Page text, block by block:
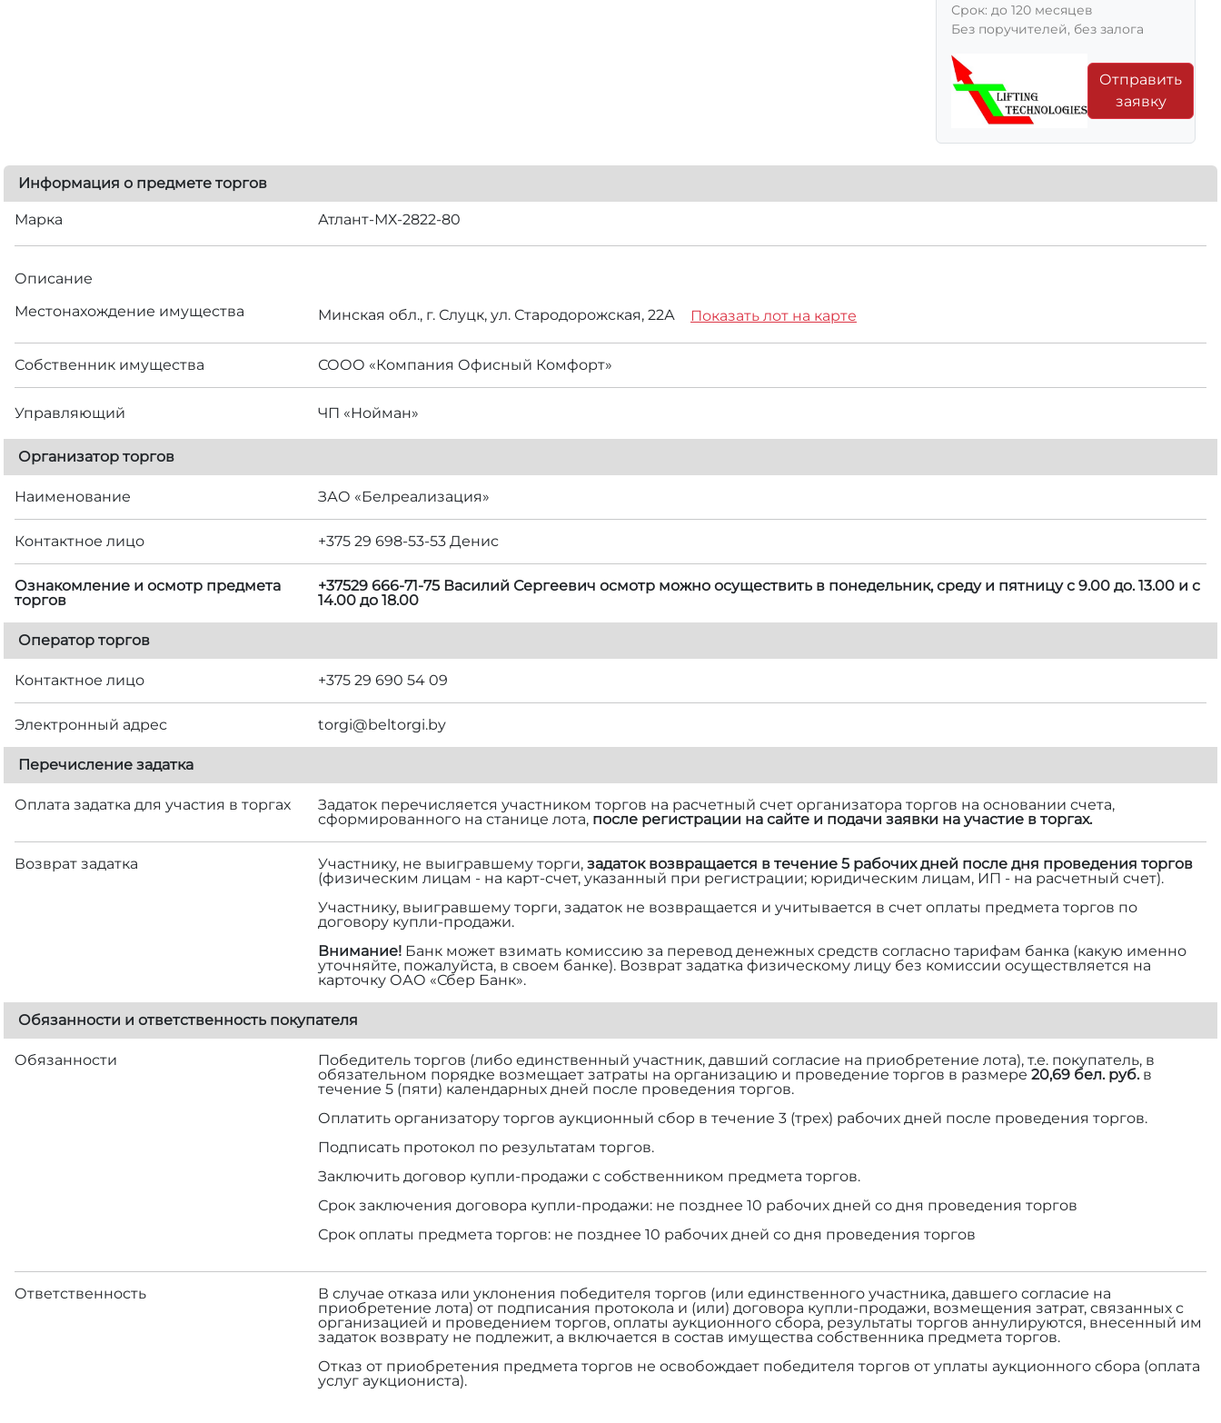
Срок: до 120 месяцев
Без поручителей, без залога
Отправить
заявку
Информация о предмете торгов
Марка Атлант-МХ-2822-80
Описание
Местонахождение имущества
Минская обл., г. Слуцк, ул. Стародорожская, 22А Показать лот на карте
Собственник имущества СООО «Компания Офисный Комфорт»
Управляющий ЧП «Нойман»
Организатор торгов
Наименование ЗАО «Белреализация»
Контактное лицо +375 29 698-53-53 Денис
Ознакомление и осмотр предмета
торгов
+37529 666-71-75 Василий Сергеевич осмотр можно осуществить в понедельник, среду и пятницу с 9.00 до. 13.00 и с
14.00 до 18.00
Оператор торгов
Контактное лицо +375 29 690 54 09
Электронный адрес torgi@beltorgi.by
Перечисление задатка
Оплата задатка для участия в торгах
Задаток перечисляется участником торгов на расчетный счет организатора торгов на основании счета,
сформированного на станице лота, после регистрации на сайте и подачи заявки на участие в торгах.
Возврат задатка Участнику, не выигравшему торги, задаток возвращается в течение 5 рабочих дней после дня проведения торгов
(физическим лицам - на карт-счет, указанный при регистрации; юридическим лицам, ИП - на расчетный счет).
Участнику, выигравшему торги, задаток не возвращается и учитывается в счет оплаты предмета торгов по
договору купли-продажи.
Внимание! Банк может взимать комиссию за перевод денежных средств согласно тарифам банка (какую именно
уточняйте, пожалуйста, в своем банке). Возврат задатка физическому лицу без комиссии осуществляется на
карточку ОАО «Сбер Банк».
Обязанности и ответственность покупателя
Обязанности
Победитель торгов (либо единственный участник, давший согласие на приобретение лота), т.е. покупатель, в
обязательном порядке возмещает затраты на организацию и проведение торгов в размере 20,69 бел. руб.в
течение 5 (пяти) календарных дней после проведения торгов.
Оплатить организатору торгов аукционный сбор в течение 3 (трех) рабочих дней после проведения торгов.
Подписать протокол по результатам торгов.
Заключить договор купли-продажи с собственником предмета торгов.
Срок заключения договора купли-продажи: не позднее 10 рабочих дней со дня проведения торгов
Срок оплаты предмета торгов: не позднее 10 рабочих дней со дня проведения торгов
Ответственность
В случае отказа или уклонения победителя торгов (или единственного участника, давшего согласие на
приобретение лота) от подписания протокола и (или) договора купли-продажи, возмещения затрат, связанных с
организацией и проведением торгов, оплаты аукционного сбора, результаты торгов аннулируются, внесенный им
задаток возврату не подлежит, а включается в состав имущества собственника предмета торгов.
Отказ от приобретения предмета торгов не освобождает победителя торгов от уплаты аукционного сбора (оплата
услуг аукциониста).